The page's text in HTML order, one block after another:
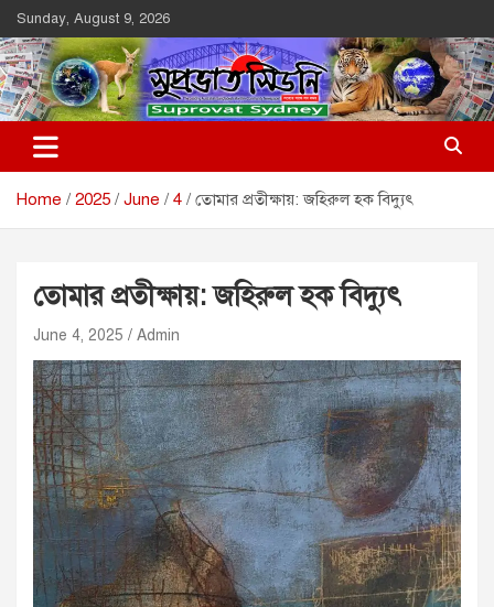
Skip
to
content
Sunday, August 9, 2026
Suprovat Sydney
The Leading Bangladesh Community Newspaper In Australia
Home 2025 June 4 তোমার প্রতীক্ষায়: জহিরুল হক বিদ্যুৎ
তোমার প্রতীক্ষায়: জহিরুল হক বিদ্যুৎ
June 4, 2025 Admin